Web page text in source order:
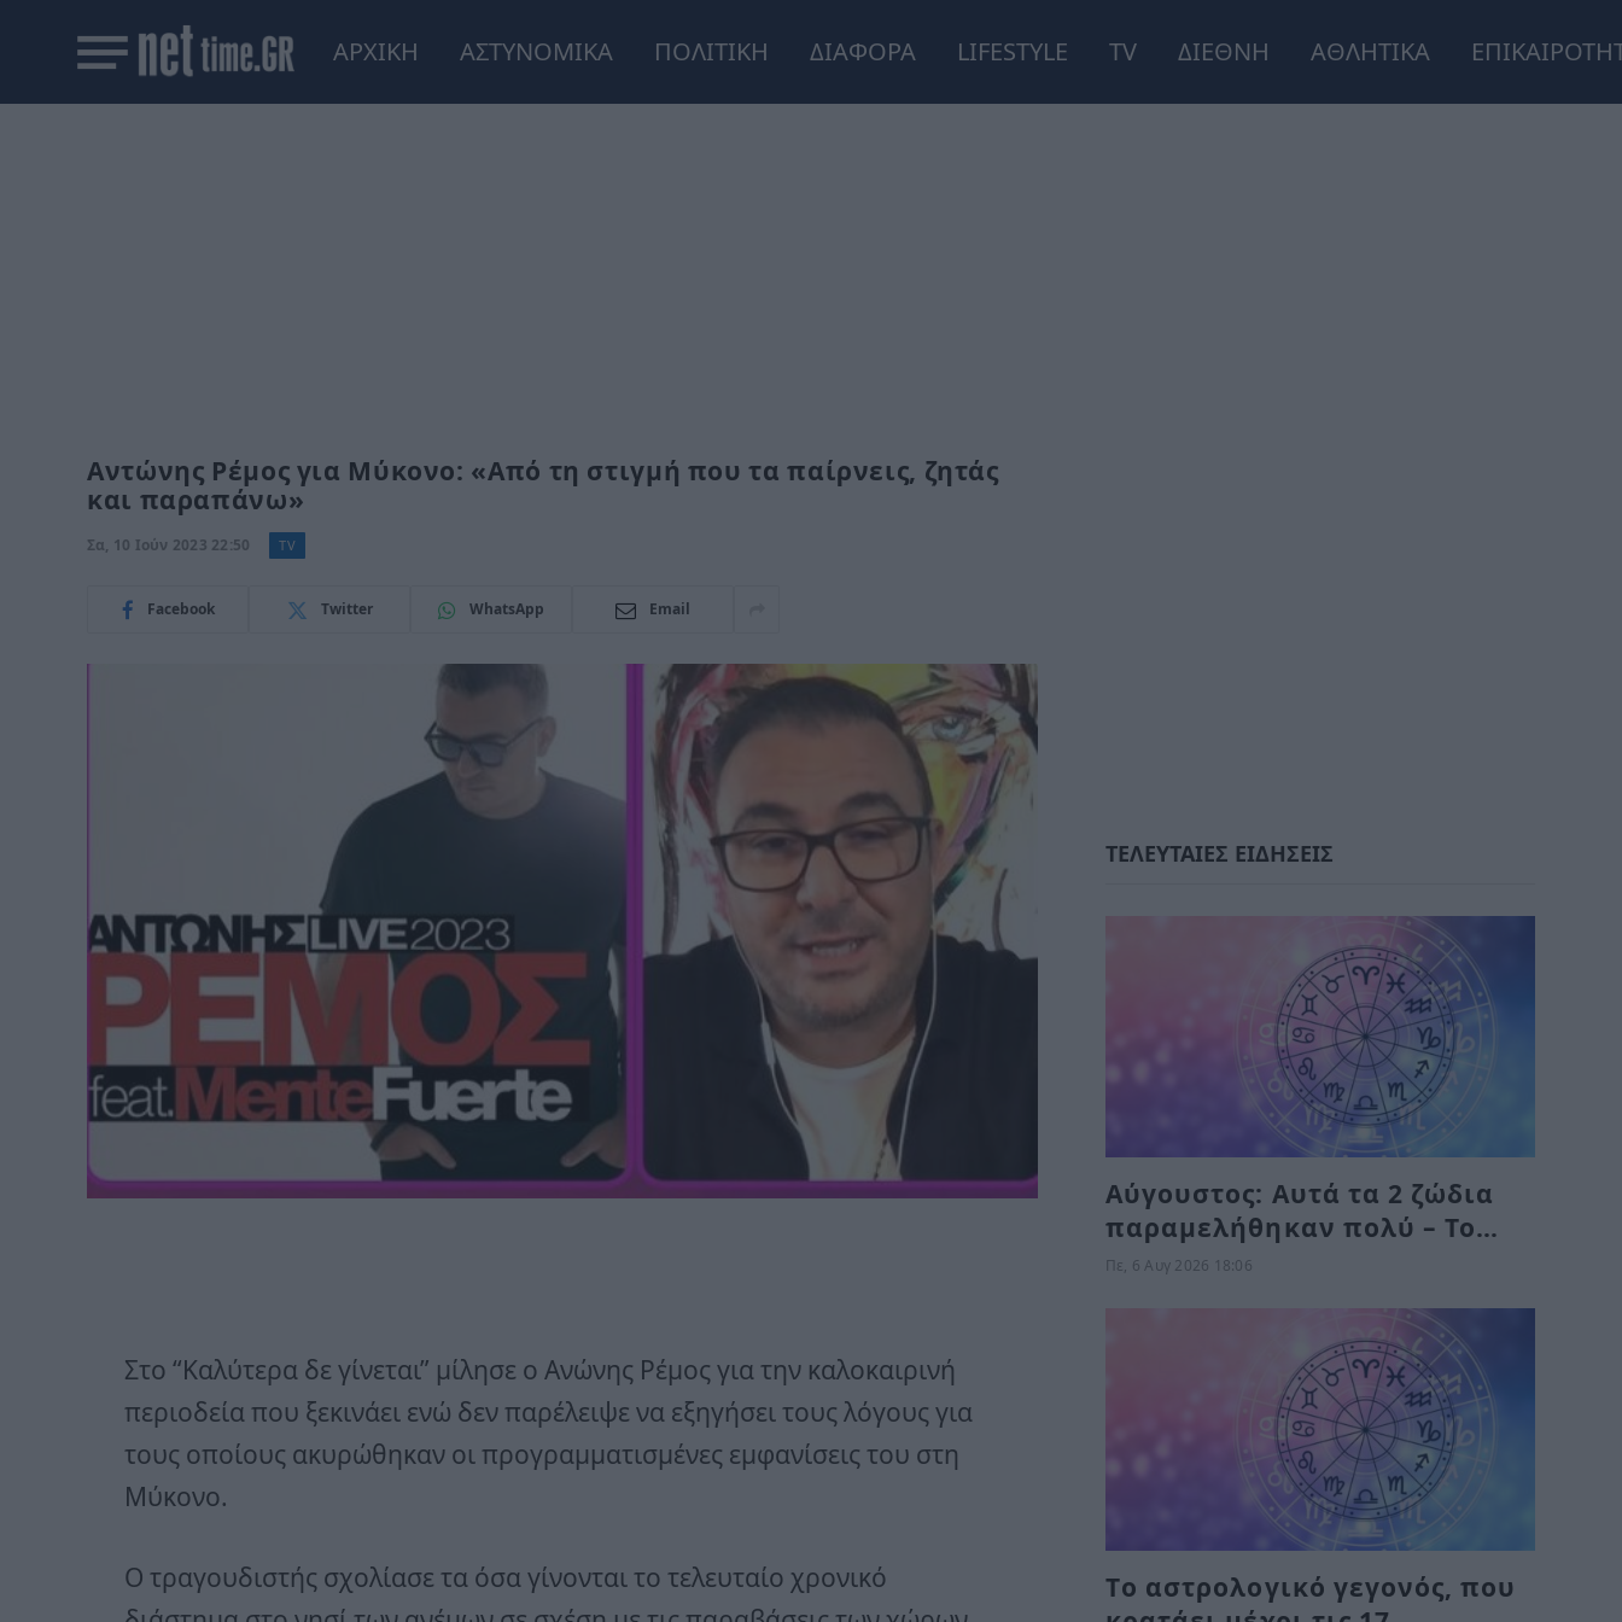
ΑΡΧΙΚΗ ΑΣΤΥΝΟΜΙΚΑ ΠΟΛΙΤΙΚΗ ΔΙΑΦΟΡΑ LIFESTYLE TV ΔΙΕΘΝΗ ΑΘΛΗΤΙΚΑ
Αντώνης Ρέμος για Μύκονο: «Aπό τη στιγμή που τα παίρνεις, ζητάς
και παραπάνω»
Σα, 10 Ιούν 2023 22:50 TV
Facebook Twitter WhatsApp Email
Στο “Καλύτερα δε γίνεται” μίλησε ο Ανώνης Ρέμος για την καλοκαιρινή
περιοδεία που ξεκινάει ενώ δεν παρέλειψε να εξηγήσει τους λόγους για
τους οποίους ακυρώθηκαν οι προγραμματισμένες εμφανίσεις του στη
Μύκονο.
Ο τραγουδιστής σχολίασε τα όσα γίνονται το τελευταίο χρονικό
ΤΕΛΕΥΤΑΙΕΣ ΕΙΔΗΣΕΙΣ
Αύγουστος: Αυτά τα 2 ζώδια
παραμελήθηκαν πολύ – Το
Σύμπαν τους δίνει τύχη το
Πε, 6 Αυγ 2026 18:06
Tο αστρολογικό γεγονός, που